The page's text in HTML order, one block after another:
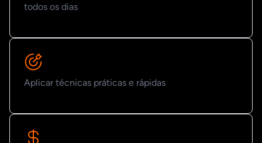
todos os dias
Aplicar técnicas práticas e rápidas